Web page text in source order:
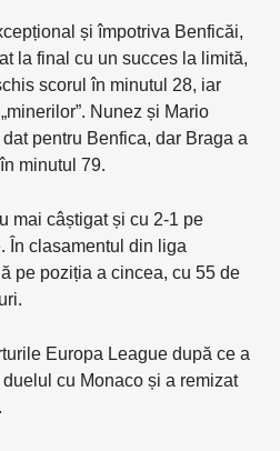
și împotriva Benficăi,
la final cu un succes la limită,
scorul în minutul 28, iar
Nunez și Mario
pentru Benfica, dar Braga a
minutul 79.
mai câștigat și cu 2-1 pe
În clasamentul din liga
pe poziția a cincea, cu 55 de
Europa League după ce a
cu Monaco și a remizat